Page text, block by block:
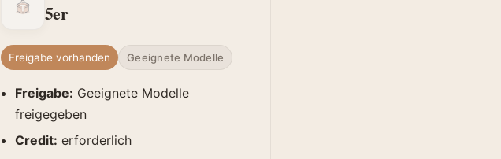
5er
Freigabe vorhanden Geeignete Modelle
Freigabe: Geeignete Modelle
freigegeben
Credit: erforderlich